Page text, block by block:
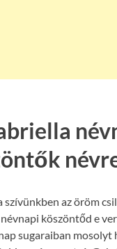
szívünkben az öröm
köszöntőd e
sugaraiban mosolyt